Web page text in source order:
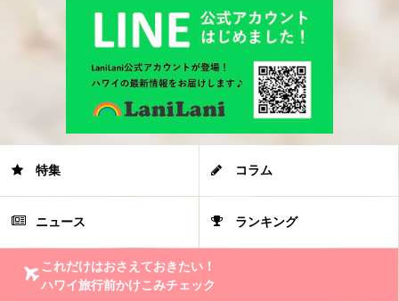
特集 コラム
ニュース ランキング
これだけはおさえておきたい！
ハワイ旅行前かけこみチェック